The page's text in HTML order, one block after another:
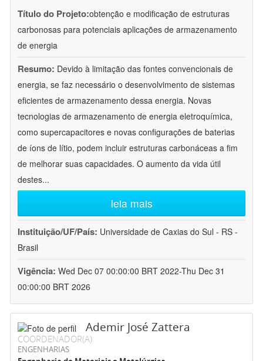
Título do Projeto:obtenção e modificação de estruturas
carbonosas para potenciais aplicações de armazenamento
de energia
Resumo: Devido à limitação das fontes convencionais de
energia, se faz necessário o desenvolvimento de sistemas
eficientes de armazenamento dessa energia. Novas
tecnologias de armazenamento de energia eletroquímica,
como supercapacitores e novas configurações de baterias
de íons de lítio, podem incluir estruturas carbonáceas a fim
de melhorar suas capacidades. O aumento da vida útil
destes...
leia mais
Instituição/UF/País: Universidade de Caxias do Sul - RS -
Brasil
Vigência: Wed Dec 07 00:00:00 BRT 2022-Thu Dec 31
00:00:00 BRT 2026
Ademir José Zattera
COORDENADOR(A)
ENGENHARIAS